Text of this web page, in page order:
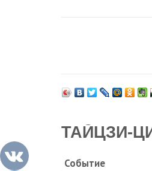
ТАЙЦЗИ-
Событие